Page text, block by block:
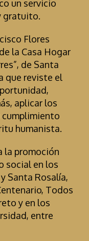
un servicio
gratuito.
Flores
la Casa Hogar
de Santa
que reviste el
aplicar los
humanista.
la promoción
social en los
Santa Rosalía,
Todos
y en los
entre